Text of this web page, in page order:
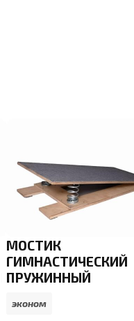
МОСТИК
ГИМНАСТИЧЕСКИЙ
ПРУЖИННЫЙ
эконом